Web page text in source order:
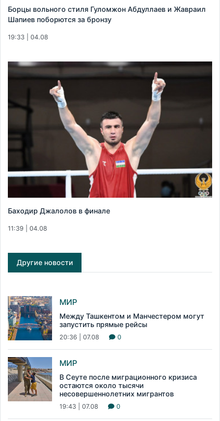
Борцы вольного стиля Гуломжон Абдуллаев и Жавраил
Шапиев поборются за бронзу
19:33 | 04.08
Баходир Джалолов в финале
11:39 | 04.08
Другие новости
МИР
Между Ташкентом и Манчестером могут
запустить прямые рейсы
20:36 | 07.08 0
МИР
В Сеуте после миграционного кризиса
остаются около тысячи
несовершеннолетних мигрантов
19:43 | 07.08 0